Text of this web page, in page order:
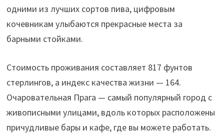
одними из лучших сортов пива, цифровым
кочевникам улыбаются прекрасные места за
барными стойками.
Стоимость проживания составляет 817 фунтов
стерлингов, а индекс качества жизни — 164.
Очаровательная Прага — самый популярный город с
живописными улицами, вдоль которых расположены
причудливые бары и кафе, где вы можете работать.